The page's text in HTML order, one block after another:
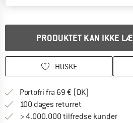
PRODUKTET KAN IKKE
HUSKE
Portofri fra 69 € (DK)
100 dages returret
> 4.000.000 tilfredse kunder